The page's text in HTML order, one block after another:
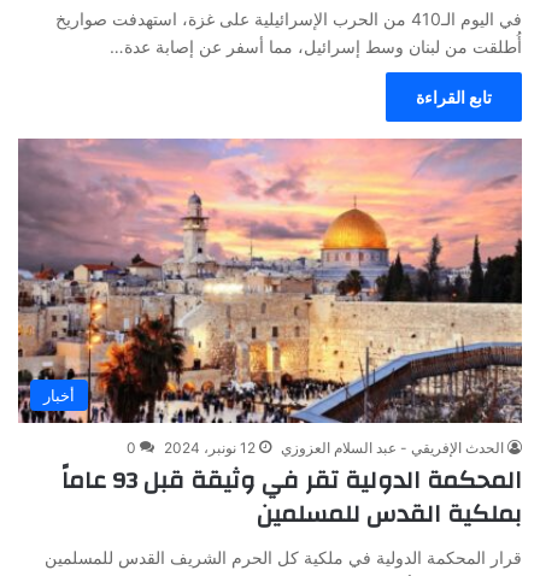
في اليوم الـ410 من الحرب الإسرائيلية على غزة، استهدفت صواريخ
أُطلقت من لبنان وسط إسرائيل، مما أسفر عن إصابة عدة…
تابع القراءة
أخبار
الحدث الإفريقي - عبد السلام العزوزي 12 نونبر، 2024 0
المحكمة الدولية تقر في وثيقة قبل 93 عاماً
بملكية القدس للمسلمين
قرار المحكمة الدولية في ملكية كل الحرم الشريف القدس للمسلمين